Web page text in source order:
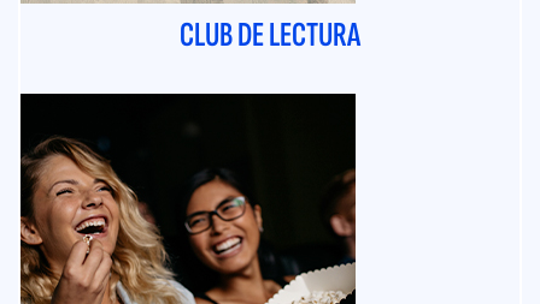
CLUB DE LECTURA